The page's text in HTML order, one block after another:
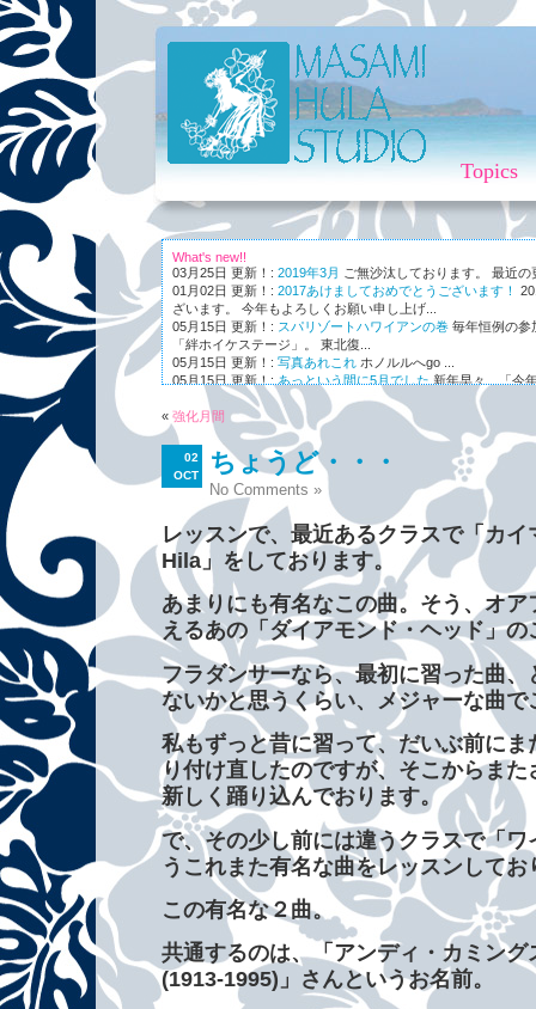
Topics
What's new!!
03月25日 更新！: 2019年3月 ご無沙汰しております。 最近
01月02日 更新！: 2017あけましておめでとうございます！
ざいます。 今年もよろしくお願い申し上げ...
05月15日 更新！: スパリゾートハワイアンの巻 毎年恒例の参
「絆ホイケステージ」。 東北復...
05月15日 更新！: 写真あれこれ ホノルルへgo ...
05月15日 更新！: あっという間に5月でした 新年早々、「今
ながら～～、まさかの5月。 世...
01月03日 更新！:
Maunaleo皆様ご存じ、ケアリー・レイシ
オと...
« 強化月間
02
OCT
ちょうど・・・
No Comments »
レッスンで、最近あるクラスで「
Hila」をしております。
あまりにも有名なこの曲。そう、オ
えるあの「ダイアモンド・ヘッド」の
フラダンサーなら、最初に習った曲
ないかと思うくらい、メジャーな曲で
私もずっと昔に習って、だいぶ前に
り付け直したのですが、そこからま
新しく踊り込んでおります。
で、その少し前には違うクラスで「
うこれまた有名な曲をレッスンしてお
この有名な２曲。
共通するのは、「アンディ・カミン
(1913-1995)」さんというお名前。